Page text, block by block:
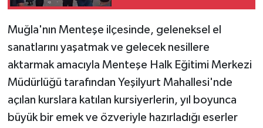
Muğla'nın Menteşe ilçesinde, geleneksel el
sanatlarını yaşatmak ve gelecek nesillere
aktarmak amacıyla Menteşe Halk Eğitimi Merkezi
Müdürlüğü tarafından Yeşilyurt Mahallesi'nde
açılan kurslara katılan kursiyerlerin, yıl boyunca
büyük bir emek ve özveriyle hazırladığı eserler